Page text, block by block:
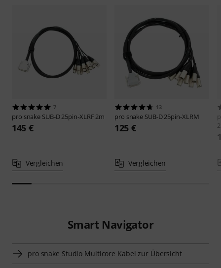
7
pro snake SUB-D 25pin-XLRF 2m
145 €
Vergleichen
13
pro snake SUB-D 25pin-XLRM
125 €
Vergleichen
Smart Navigator
pro snake Studio Multicore Kabel zur Übersicht